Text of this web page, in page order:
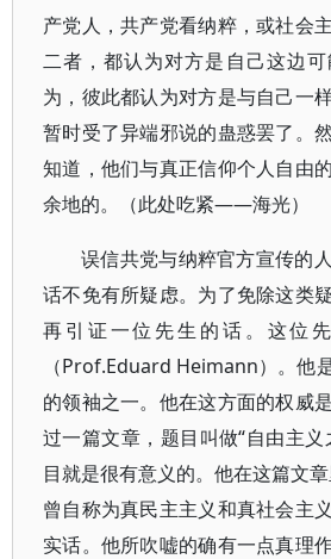
产党人，共产党看纳粹，或社会
二者，都认为对方是自己这边
为，彼此都认为对方是与自己一
暂时受了异端邪说的蛊惑罢了。
知道，他们与真正信仰个人自由
余地的。（此处吃紧——海光）
误信共党与纳粹官方宣传的
话不免有所疑虑。为了免除这类
再引证一位先生的话。这位
（Prof.Eduard Heimann）。他
的领袖之一。他在这方面的权威
过一篇文章，题目叫做“自由主义
目就是很有意义的。他在这篇文
曾自称为真民主主义和真社会主
实话。他所吹嘘的确有一点真理